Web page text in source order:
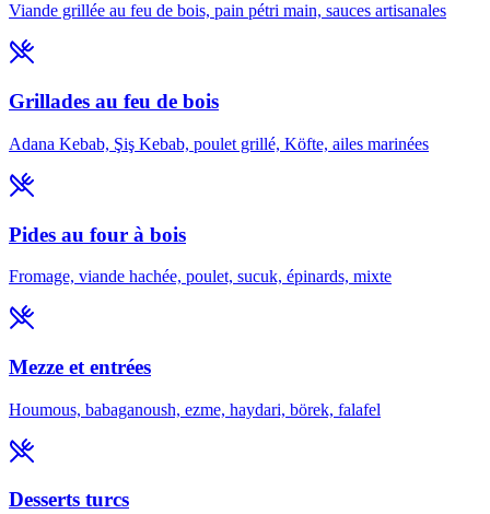
Viande grillée au feu de bois, pain pétri main, sauces artisanales
Grillades au feu de bois
Adana Kebab, Şiş Kebab, poulet grillé, Köfte, ailes marinées
Pides au four à bois
Fromage, viande hachée, poulet, sucuk, épinards, mixte
Mezze et entrées
Houmous, babaganoush, ezme, haydari, börek, falafel
Desserts turcs